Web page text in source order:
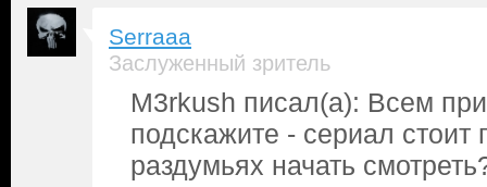
Serraaa
Заслуженный зритель
M3rkush писал(а): Всем
подскажите - сериал стоит
раздумьях начать